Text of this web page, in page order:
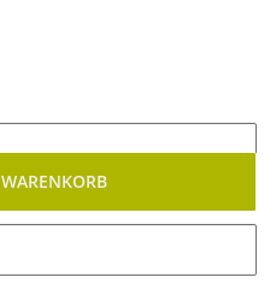
Wählen Sie bitte die